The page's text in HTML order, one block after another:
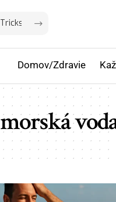
Domov/Zdravie
morská